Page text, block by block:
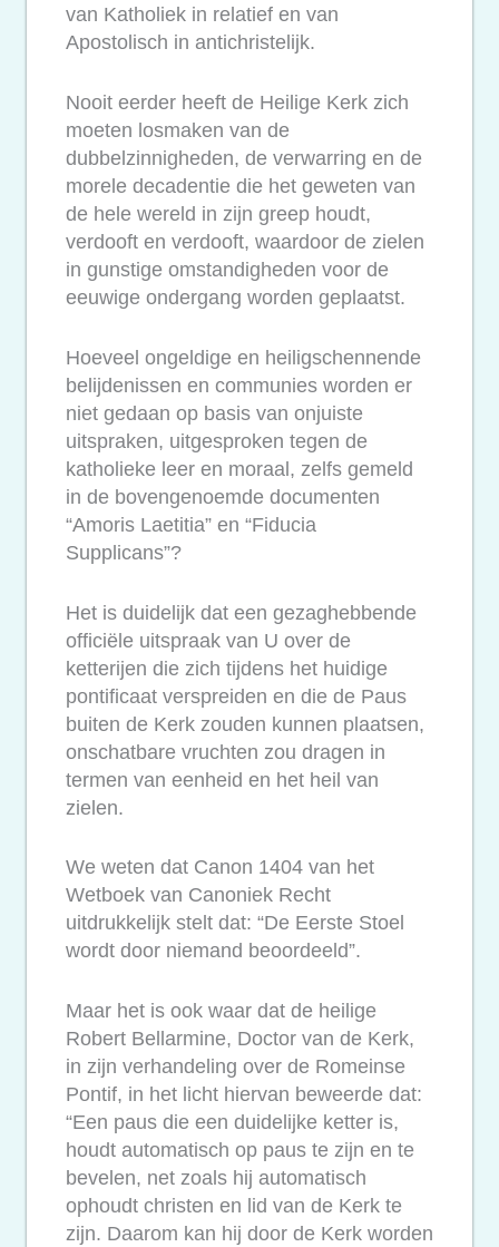
van Katholiek in relatief en van
Apostolisch in antichristelijk.
Nooit eerder heeft de Heilige Kerk zich
moeten losmaken van de
dubbelzinnigheden, de verwarring en de
morele decadentie die het geweten van
de hele wereld in zijn greep houdt,
verdooft en verdooft, waardoor de zielen
in gunstige omstandigheden voor de
eeuwige ondergang worden geplaatst.
Hoeveel ongeldige en heiligschennende
belijdenissen en communies worden er
niet gedaan op basis van onjuiste
uitspraken, uitgesproken tegen de
katholieke leer en moraal, zelfs gemeld
in de bovengenoemde documenten
“Amoris Laetitia” en “Fiducia
Supplicans”?
Het is duidelijk dat een gezaghebbende
officiële uitspraak van U over de
ketterijen die zich tijdens het huidige
pontificaat verspreiden en die de Paus
buiten de Kerk zouden kunnen plaatsen,
onschatbare vruchten zou dragen in
termen van eenheid en het heil van
zielen.
We weten dat Canon 1404 van het
Wetboek van Canoniek Recht
uitdrukkelijk stelt dat: “De Eerste Stoel
wordt door niemand beoordeeld”.
Maar het is ook waar dat de heilige
Robert Bellarmine, Doctor van de Kerk,
in zijn verhandeling over de Romeinse
Pontif, in het licht hiervan beweerde dat:
“Een paus die een duidelijke ketter is,
houdt automatisch op paus te zijn en te
bevelen, net zoals hij automatisch
ophoudt christen en lid van de Kerk te
zijn. Daarom kan hij door de Kerk worden